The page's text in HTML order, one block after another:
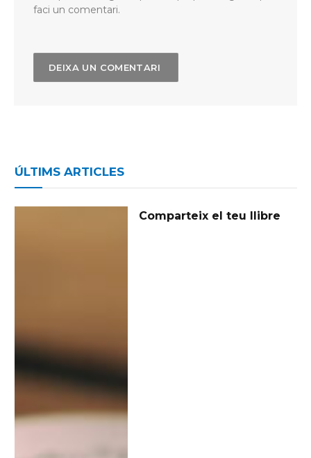
faci un comentari.
ÚLTIMS ARTICLES
Comparteix el teu llibre